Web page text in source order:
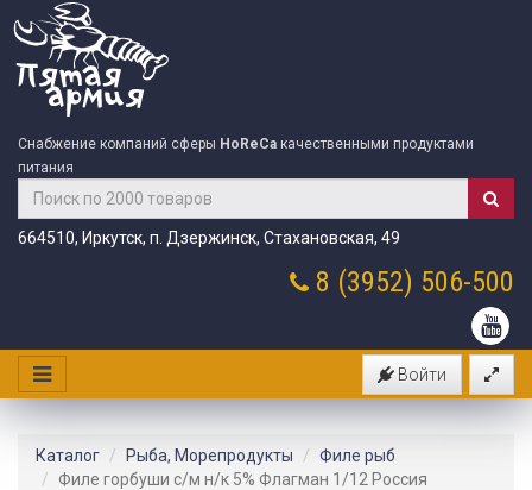
Снабжение компаний сферы HoReCa качественными продуктами
питания
664510, Иркутск, п. Дзержинск, Стахановская, 49
8 (3952) 506-500
Войти
Каталог Рыба, Морепродукты
Филе рыб
Филе горбуши с/м н/к 5% Флагман 1/12 Россия